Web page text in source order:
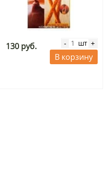
130 руб. - шт +
В корзину